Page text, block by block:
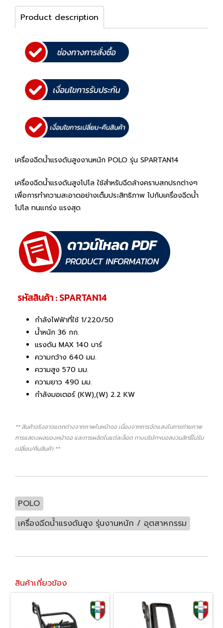
Product description
เครื่องฉีดน้ำแรงดันสูงงานหนัก POLO รุ่น SPARTAN14
เครื่องฉีดน้ำแรงดันสูงโปโล ใช้สำหรับฉีดล้างคราบสกปรกต่างๆ
เพื่อการทำความสะอาดอย่างเต็มประสิทธิภาพ ไปกับเครื่องฉีดน้ำ
โปโล ทนแกร่ง แรงสุด
รหัสสินค้า : SPARTAN14
กำลังไฟฟ้าที่ใช้ 1/220/50
น้ำหนัก 36 กก.
แรงดัน MAX 140 บาร์
ความกว้าง 640 มม.
ความสูง 570 มม.
ความยาว 490 มม.
กำลังมอเตอร์ (KW),(W) 2.2 KW
** สินค้าจริงอาจแตกต่างจากภาพในหน้าจอ เนื่องจากการจัดแสงในการถ่ายภาพ
การแสดงผลของหน้าจอ และการผลิตในแต่ละล็อต ทางบริษัทฯขอสงวนสิทธิ์ไม่รับ
เปลี่ยน/คืนสินค้า **
POLO
เครื่องฉีดน้ำแรงดันสูง รุ่นงานหนัก / อุตสาหกรรม
สินค้าเกี่ยวข้อง